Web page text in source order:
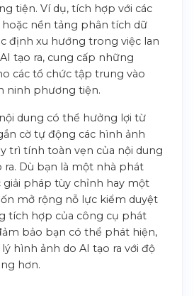
tiện. Ví dụ, tích hợp với các
nền tảng phân tích dữ
định xu hướng trong việc lan
tạo ra, cung cấp những
các tổ chức tập trung vào
ninh phương tiện.
dung có thể hưởng lợi từ
cờ tự động các hình ảnh
trì tính toàn vẹn của nội dung
ra. Dù bạn là một nhà phát
giải pháp tùy chỉnh hay một
mở rộng nỗ lực kiểm duyệt
tích hợp của công cụ phát
bảo bạn có thể phát hiện,
hình ảnh do AI tạo ra với độ
hơn.